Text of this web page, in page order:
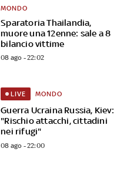
Sparatoria Thailandia,
muore una 12enne: sale a 8
bilancio vittime
MONDO
08 ago - 22:02
Guerra Ucraina Russia, Kiev:
"Rischio attacchi, cittadini
nei rifugi"
LIVE MONDO
08 ago - 22:00